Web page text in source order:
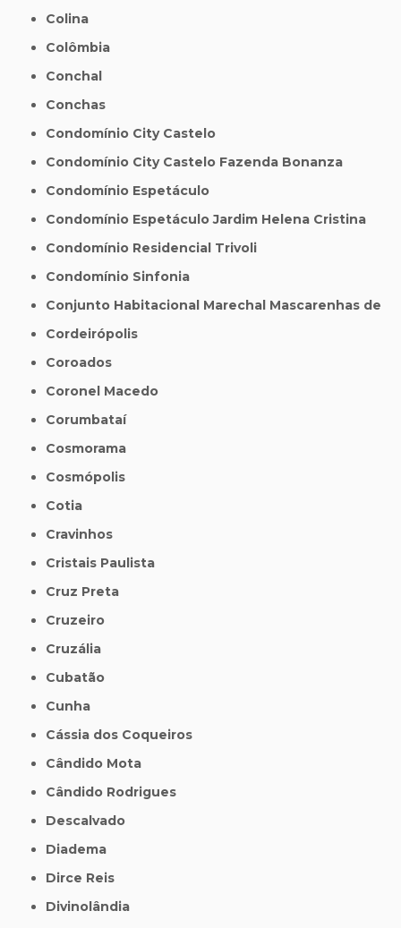
Colina
Colômbia
Conchal
Conchas
Condomínio City Castelo
Condomínio City Castelo Fazenda Bonanza
Condomínio Espetáculo
Condomínio Espetáculo Jardim Helena Cristina
Condomínio Residencial Trivoli
Condomínio Sinfonia
Conjunto Habitacional Marechal Mascarenhas de
Cordeirópolis
Coroados
Coronel Macedo
Corumbataí
Cosmorama
Cosmópolis
Cotia
Cravinhos
Cristais Paulista
Cruz Preta
Cruzeiro
Cruzália
Cubatão
Cunha
Cássia dos Coqueiros
Cândido Mota
Cândido Rodrigues
Descalvado
Diadema
Dirce Reis
Divinolândia